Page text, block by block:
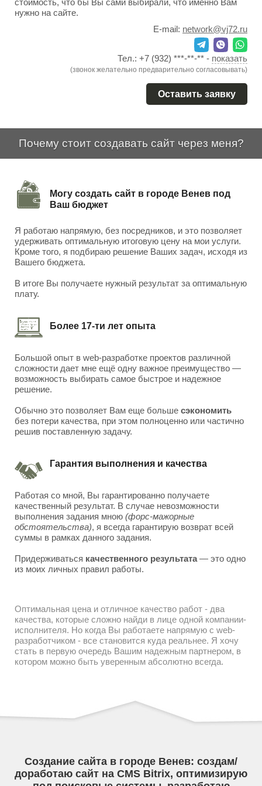
стоимость, что бы Вы сами выбирали, что именно Вам
нужно на сайте.
E-mail: network@vj72.ru
Тел.: +7 (932) ***-**-** - показать
(звонок желательно предварительно согласовывать)
Оставить заявку
Почему стоит создавать сайт через меня?
Могу создать сайт в городе Венев под
Ваш бюджет
Я работаю напрямую, без посредников, и это позволяет
удерживать оптимальную итоговую цену на мои услуги.
Кроме того, я подбираю решение Ваших задач, исходя из
Вашего бюджета.
В итоге Вы получаете нужный результат за оптимальную
плату.
Более 17-ти лет опыта
Большой опыт в web-разработке проектов различной
сложности дает мне ещё одну важное преимущество —
возможность выбирать самое быстрое и надежное
решение.
Обычно это позволяет Вам еще больше сэкономить
без потери качества, при этом полноценно или частично
решив поставленную задачу.
Гарантия выполнения и качества
Работая со мной, Вы гарантированно получаете
качественный результат. В случае невозможности
выполнения задания мною (форс-мажорные
обстоятельства), я всегда гарантирую возврат всей
суммы в рамках данного задания.
Придерживаться качественного результата— это одно
из моих личных правил работы.
Оптимальная цена и отличное качество работ - два
качества, которые сложно найди в лице одной компании-
исполнителя. Но когда Вы работаете напрямую с web-
разработчиком - все становится куда реальнее. Я хочу
стать в первую очередь Вашим надежным партнером, в
котором можно быть уверенным абсолютно всегда.
Создание сайта в городе Венев: создам/
доработаю сайт на CMS Bitrix, оптимизирую